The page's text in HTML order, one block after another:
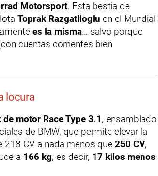
Motorsport. Esta bestia de
Toprak Razgatlioglu en el Mundial
es la misma… salvo porque
cuentas corrientes bien
locura
de motor Race Type 3.1, ensamblado
de BMW, que permite elevar la
218 CV a nada menos que 250 CV,
a 166 kg, es decir, 17 kilos menos